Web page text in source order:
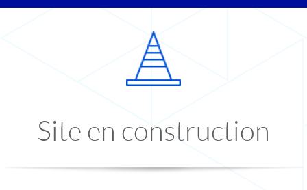
Site en construction